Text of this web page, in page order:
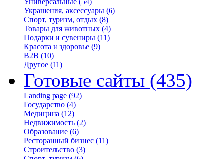
Универсальные (54)
Украшения, аксессуары (6)
Спорт, туризм, отдых (8)
Товары для животных (4)
Подарки и сувениры (11)
Красота и здоровье (9)
B2B (10)
Другое (11)
Готовые сайты (435)
Landing page (92)
Государство (4)
Медицина (12)
Недвижимость (2)
Образование (6)
Ресторанный бизнес (11)
Строительство (3)